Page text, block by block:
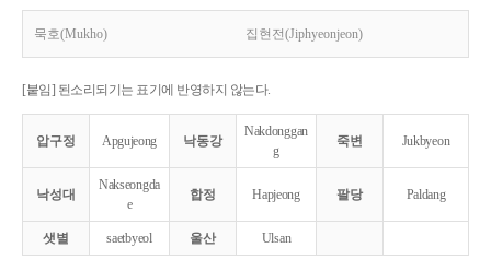
묵호(Mukho) 집현전(Jiphyeonjeon)
[붙임] 된소리되기는 표기에 반영하지 않는다.
압구정 Apgujeong 낙동강
Nakdonggan
g
죽변 Jukbyeon
낙성대
Nakseongda
e
합정 Hapjeong 팔당 Paldang
샛별 saetbyeol 울산 Ulsan